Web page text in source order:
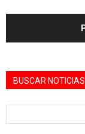
BUSCAR NOTICIAS